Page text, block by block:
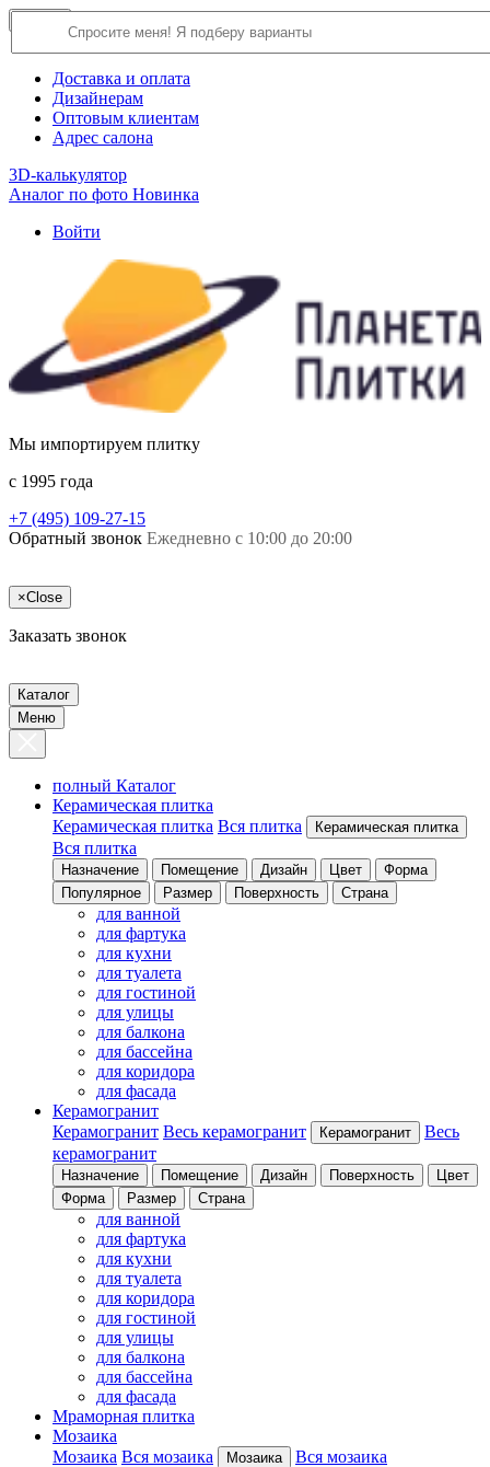
О компании
Доставка и оплата
Дизайнерам
Оптовым клиентам
Адрес салона
3D-калькулятор
Аналог по фото Новинка
Войти
Мы импортируем плитку
c 1995 года
+7 (495) 109-27-15
Обратный звонок Ежедневно с 10:00 до 20:00
×Close
Заказать звонок
Каталог
Меню
полный Каталог
Керамическая плитка
Керамическая плитка Вся плитка Керамическая плитка
Вся плитка
Назначение Помещение Дизайн Цвет
Форма
Популярное
Размер Поверхность Страна
для ванной
для фартука
для кухни
для туалета
для гостиной
для улицы
для балкона
для бассейна
для коридора
для фасада
Керамогранит
Керамогранит Весь керамогранит Керамогранит
Весь
керамогранит
Назначение Помещение Дизайн Поверхность
Цвет
Форма
Размер Страна
для ванной
для фартука
для кухни
для туалета
для коридора
для гостиной
для улицы
для балкона
для бассейна
для фасада
Мраморная плитка
Мозаика
Мозаика Вся мозаика Мозаика Вся мозаика